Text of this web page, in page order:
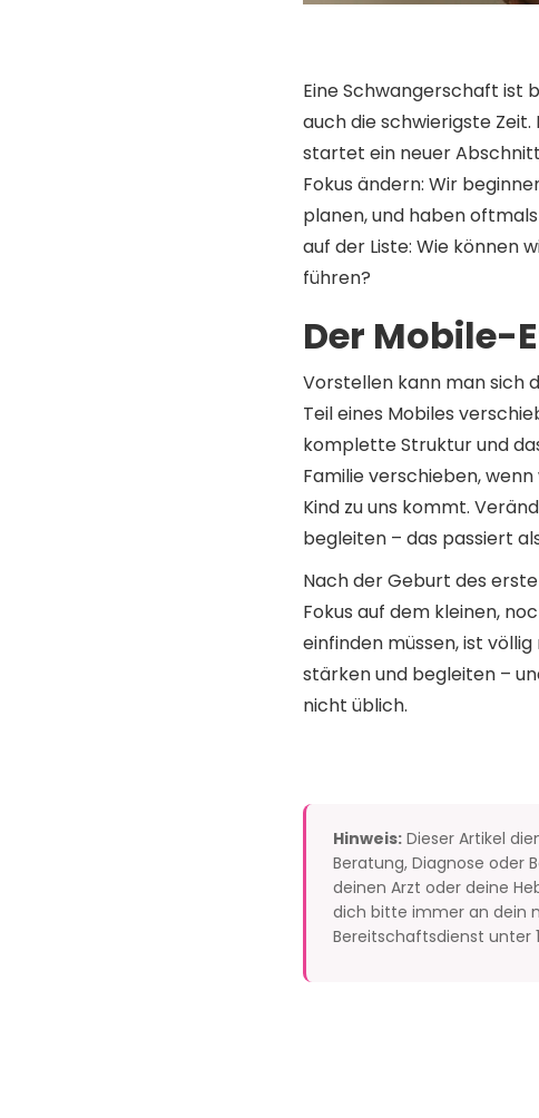
Eine Schwangerschaft ist
auch die schwierigste
startet ein neuer
Fokus ändern: Wir
planen, und haben
auf der Liste: Wie können
führen?
Der Mobile-
Vorstellen kann man sich
Teil eines Mobiles
komplette Struktur und
Familie verschieben,
Kind zu uns kommt.
begleiten – das passiert
Nach der Geburt des
Fokus auf dem kleinen,
einfinden müssen, ist
stärken und begleiten –
nicht üblich.
Hinweis: Dieser Artikel
Beratung, Diagnose oder
deinen Arzt oder deine
dich bitte immer an dein
Bereitschaftsdienst unter